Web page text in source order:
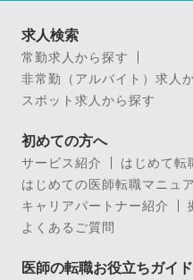
求人検索
常勤求人から探す
非常勤（アルバイト）求人
スポット求人から探す
初めての方へ
サービス紹介
はじめて転
はじめての医師転職マニュ
キャリアパートナー紹介
よくあるご質問
医師の転職お役立ちガイド